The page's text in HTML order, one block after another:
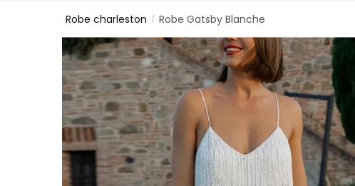
Robe charleston / Robe Gatsby Blanche